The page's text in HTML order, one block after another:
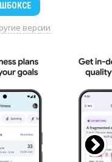
версии